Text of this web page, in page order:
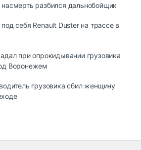
разбился дальнобойщик
себя Renault Duster на трассе в
при опрокидывании грузовика
Воронежем
грузовика сбил женщину